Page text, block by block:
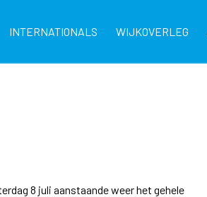
INTERNATIONALS WIJKOVERLEG
8 juli aanstaande weer het gehele